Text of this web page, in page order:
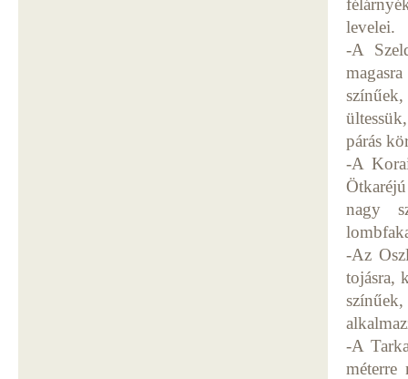
levelei.
-A
párás
-A
nagy
-Az
tojásra,
-A
méterre